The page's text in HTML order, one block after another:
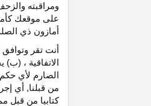
ومراقبته
على موقعك
أمازون ذي
أنت تقر
الاتفاقية ،
الصارم لأي
من قبلنا, أي
كتابيا من قبل